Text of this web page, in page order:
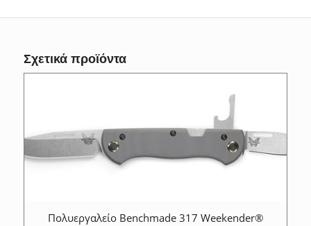
Σχετικά προϊόντα
Πολυεργαλείο Benchmade 317 Weekender®